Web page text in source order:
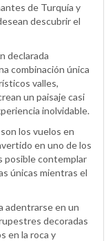
de Turquía y
descubrir el
declarada
combinación única
valles,
un paisaje casi
inolvidable.
los vuelos en
en uno de los
posible contemplar
únicas mientras el
adentrarse en un
decoradas
en la roca y